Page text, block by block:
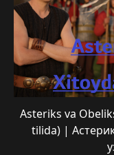
Asteriks va
tilida) |